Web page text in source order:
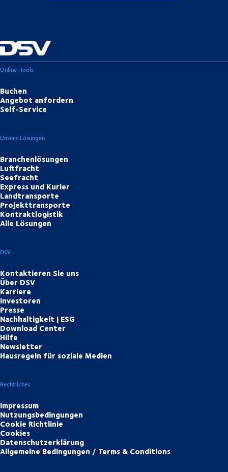
Online-Tools
Buchen
Angebot anfordern
Self-Service
Unsere Lösungen
Branchenlösungen
Luftfracht
Seefracht
Express und Kurier
Landtransporte
Projekttransporte
Kontraktlogistik
Alle Lösungen
DSV
Kontaktieren Sie uns
Über DSV
Karriere
Investoren
Presse
Nachhaltigkeit | ESG
Download Center
Hilfe
Newsletter
Hausregeln für soziale Medien
Rechtliches
Impressum
Nutzungsbedingungen
Cookie Richtlinie
Cookies
Datenschutzerklärung
Allgemeine Bedingungen / Terms & Conditions